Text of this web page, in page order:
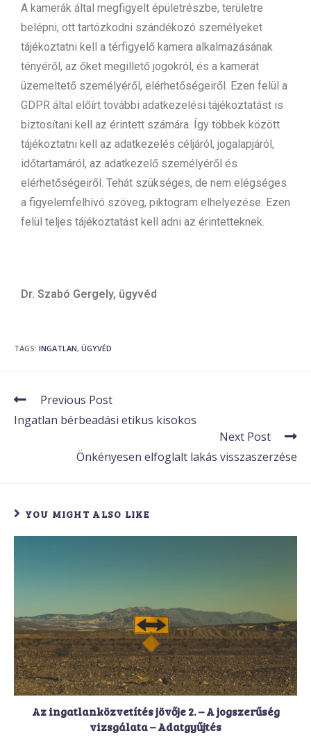
A kamerák által megfigyelt épületrészbe, területre
belépni, ott tartózkodni szándékozó személyeket
tájékoztatni kell a térfigyelő kamera alkalmazásának
tényéről, az őket megillető jogokról, és a kamerát
üzemeltető személyéről, elérhetőségeiről. Ezen felül a
GDPR által előírt további adatkezelési tájékoztatást is
biztosítani kell az érintett számára. Így többek között
tájékoztatni kell az adatkezelés céljáról, jogalapjáról,
időtartamáról, az adatkezelő személyéről és
elérhetőségeiről. Tehát szükséges, de nem elégséges
a figyelemfelhívó szöveg, piktogram elhelyezése. Ezen
felül teljes tájékoztatást kell adni az érintetteknek.
Dr. Szabó Gergely, ügyvéd
TAGS: INGATLAN, ÜGYVÉD
Previous Post
Ingatlan bérbeadási etikus kisokos
Next Post
Önkényesen elfoglalt lakás visszaszerzése
YOU MIGHT ALSO LIKE
Az ingatlanközvetítés jövője 2. – A jogszerűség
vizsgálata – Adatgyűjtés